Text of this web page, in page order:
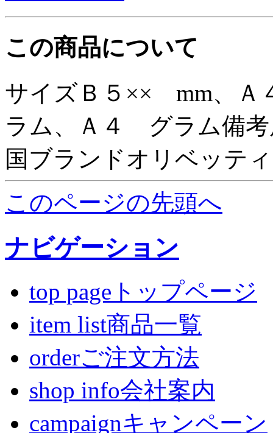
この商品について
サイズＢ５×× mm、
ラム、Ａ４ グラム備
国ブランドオリベッティ
このページの先頭へ
ナビゲーション
top pageトップページ
item list商品一覧
orderご注文方法
shop info会社案内
campaignキャンペーン